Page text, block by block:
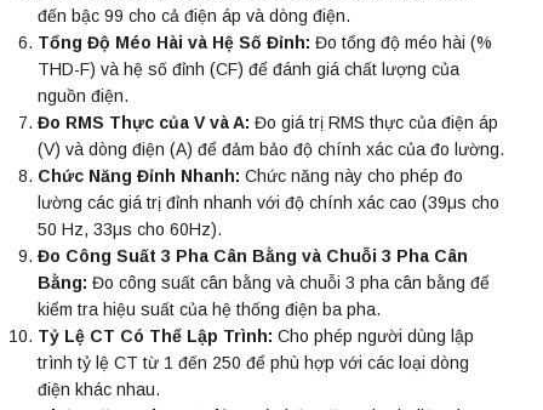
đến bậc 99 cho cả điện áp và dòng điện.
Tổng Độ Méo Hài và Hệ Số Đỉnh: Đo tổng độ méo hài (%
THD-F) và hệ số đỉnh (CF) để đánh giá chất lượng của
nguồn điện.
Đo RMS Thực của V và A: Đo giá trị RMS thực của điện áp
(V) và dòng điện (A) để đảm bảo độ chính xác của đo lường.
Chức Năng Đỉnh Nhanh: Chức năng này cho phép đo
lường các giá trị đỉnh nhanh với độ chính xác cao (39μs cho
50 Hz, 33μs cho 60Hz).
Đo Công Suất 3 Pha Cân Bằng và Chuỗi 3 Pha Cân
Bằng: Đo công suất cân bằng và chuỗi 3 pha cân bằng để
kiểm tra hiệu suất của hệ thống điện ba pha.
Tỷ Lệ CT Có Thể Lập Trình: Cho phép người dùng lập
trình tỷ lệ CT từ 1 đến 250 để phù hợp với các loại dòng
điện khác nhau.